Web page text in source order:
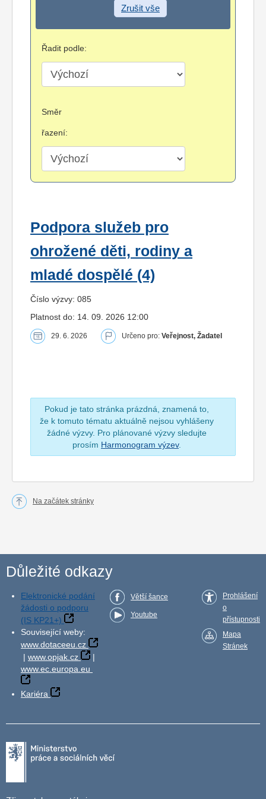
Zrušit vše
Řadit podle:
Směr
řazení:
Podpora služeb pro
ohrožené děti, rodiny a
mladé dospělé (4)
Číslo výzvy: 085
Platnost do: 14. 09. 2026 12:00
29. 6. 2026 Určeno pro: Veřejnost, Žadatel
Pokud je tato stránka prázdná, znamená to,
že k tomuto tématu aktuálně nejsou vyhlášeny
žádné výzvy. Pro plánované výzvy sledujte
prosím Harmonogram výzev.
Na začátek stránky
Důležité odkazy
Elektronické podání
žádosti o podporu
(IS KP21+)
Související weby:
www.dotaceeu.cz
| www.opjak.cz
|
www.ec.europa.eu
Kariéra
Větší šance
Youtube
Prohlášení
o
přístupnosti
Mapa
Stránek